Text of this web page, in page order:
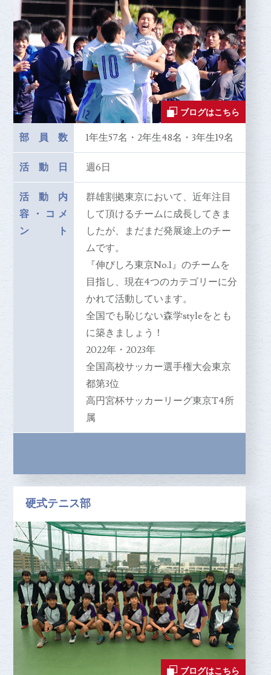
ブログはこちら
部員数 1年生57名・2年生48名・3年生19名
活動日 週6日
活動内
容
・
コメ
ント
群雄割拠東京において、近年注目
して頂けるチームに成長してきま
したが、まだまだ発展途上のチー
ムです。
『伸びしろ東京No.1』のチームを
目指し、現在4つのカテゴリーに分
かれて活動しています。
全国でも恥じない森学styleをとも
に築きましょう！
2022年・2023年
全国高校サッカー選手権大会東京
都第3位
高円宮杯サッカーリーグ東京T4所
属
硬式テニス部
ブログはこちら